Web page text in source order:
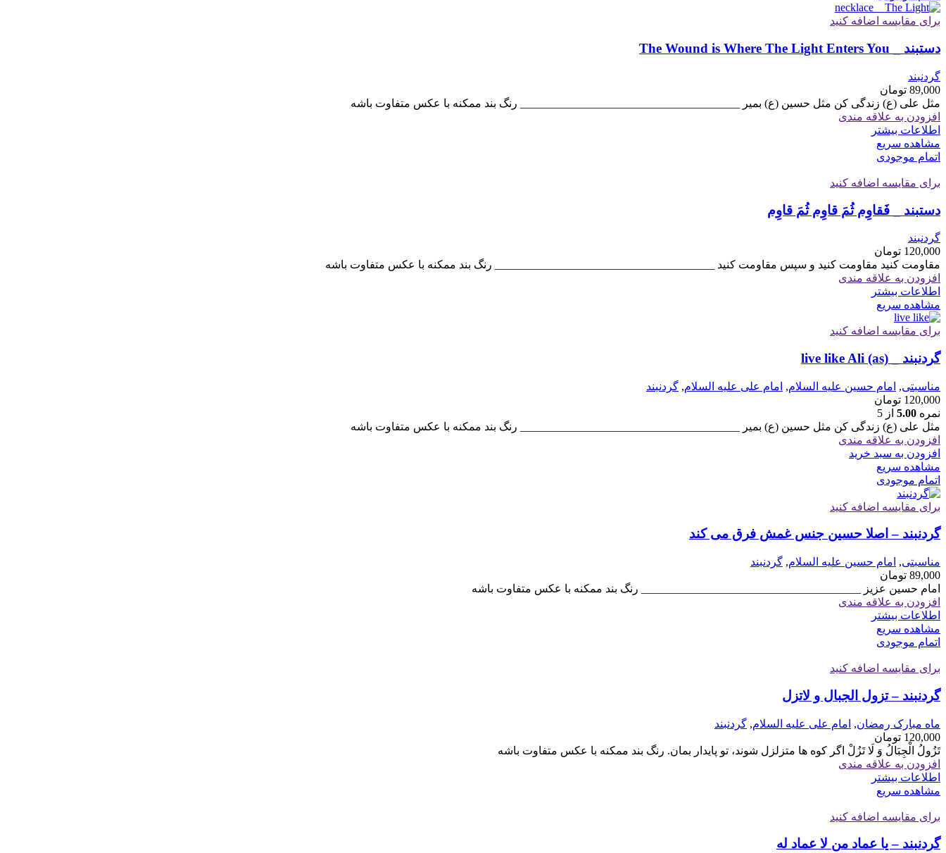
برای مقایسه اضافه کنید
دستبند _ The Wound is Where The Light Enters You
گردنبند
89,000 تومان
مثل علی (ع) زندگی کن مثل حسین (ع) بمیر _______________________________________ رنگ بند ممکنه با عکس متفاوت باشه
افزودن به علاقه مندی
اطلاعات بیشتر
مشاهده سریع
اتمام موجودی
برای مقایسه اضافه کنید
دستبند _ فَقاوِم ثُمَ قاوِم ثُمَ قاوِم
گردنبند
120,000 تومان
مقاومت کنید مقاومت کنید و سپس مقاومت کنید _______________________________________ رنگ بند ممکنه با عکس متفاوت باشه
افزودن به علاقه مندی
اطلاعات بیشتر
مشاهده سریع
برای مقایسه اضافه کنید
گردنبند _ live like Ali (as)
مناسبتی, امام حسین علیه السلام, امام علی علیه السلام, گردنبند
120,000 تومان
نمره 5.00 از 5
مثل علی (ع) زندگی کن مثل حسین (ع) بمیر _______________________________________ رنگ بند ممکنه با عکس متفاوت باشه
افزودن به علاقه مندی
افزودن به سبد خرید
مشاهده سریع
اتمام موجودی
برای مقایسه اضافه کنید
گردنبند – اصلا حسین جنس غمش فرق می کند
مناسبتی, امام حسین علیه السلام, گردنبند
89,000 تومان
امام حسین عزیز _______________________________________ رنگ بند ممکنه با عکس متفاوت باشه
افزودن به علاقه مندی
اطلاعات بیشتر
مشاهده سریع
اتمام موجودی
برای مقایسه اضافه کنید
گردنبند – تزول الجبال و لاتزل
ماه مبارک رمضان, امام علی علیه السلام, گردنبند
120,000 تومان
تَزُولُ الْجِبَالُ وَ لَا تَزُلْ اگر كوه ها متزلزل شوند، تو پايدار بمان. رنگ بند ممکنه با عکس متفاوت باشه
افزودن به علاقه مندی
اطلاعات بیشتر
مشاهده سریع
برای مقایسه اضافه کنید
گردنبند – یا عماد من لا عماد له